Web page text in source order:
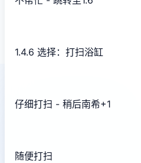
1.4.6 选择：打扫浴缸
仔细打扫 - 稍后南希+1
随便打扫